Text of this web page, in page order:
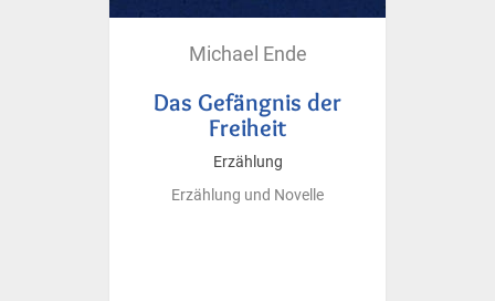
Michael Ende
Das Gefängnis der
Freiheit
Erzählung
Erzählung und Novelle